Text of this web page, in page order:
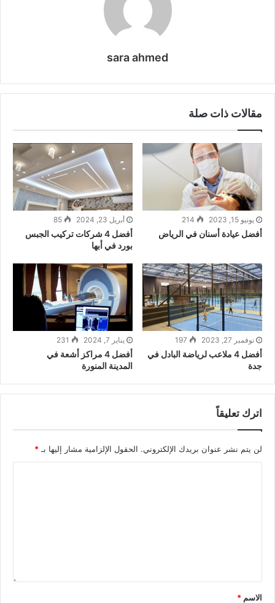
sara ahmed
مقالات ذات صلة
يونيو 15, 2023 214
أفضل عيادة أسنان في الرياض
أبريل 23, 2024 85
أفضل 4 شركات تركيب الجبس
بورد في أبها
نوفمبر 27, 2023 197
أفضل 4 ملاعب لرياضة البادل في
جدة
يناير 7, 2024 231
أفضل 4 مراكز أشعة في
المدينة المنورة
اترك تعليقاً
لن يتم نشر عنوان بريدك الإلكتروني. الحقول الإلزامية مشار إليها بـ *
الاسم *